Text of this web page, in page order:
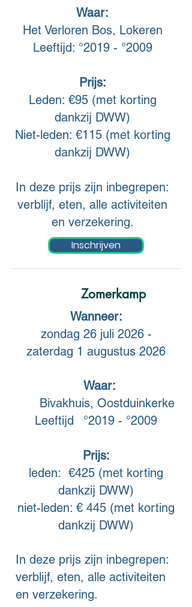
Waar:
Het Verloren Bos, Lokeren
Leeftijd: °2019 - °2009
Prijs:
Leden: €95 (met korting
dankzij DWW)
Niet-leden: €115 (met korting
dankzij DWW)
In deze prijs zijn inbegrepen:
verblijf, eten, alle activiteiten
en verzekering.
Inschrijven
Zomerkamp
Wanneer:
zondag 26 juli 2026 -
zaterdag 1 augustus 2026
Waar:
Bivakhuis, Oostduinkerke
Leeftijd °2019 - °2009
Prijs:
leden: €425 (met korting
dankzij DWW)
niet-leden: € 445 (met korting
dankzij DWW)
In deze prijs zijn inbegrepen:
verblijf, eten, alle activiteiten
en verzekering.